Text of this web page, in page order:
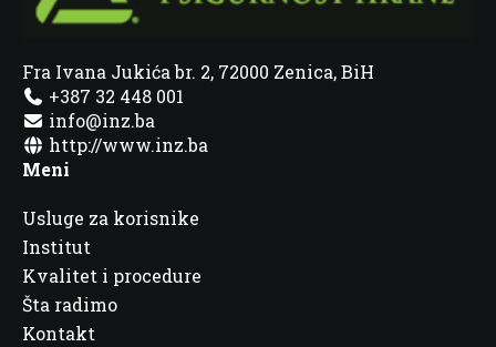
Fra Ivana Jukića br. 2, 72000 Zenica, BiH
+387 32 448 001
info@inz.ba
http://www.inz.ba
Meni
Usluge za korisnike
Institut
Kvalitet i procedure
Šta radimo
Kontakt